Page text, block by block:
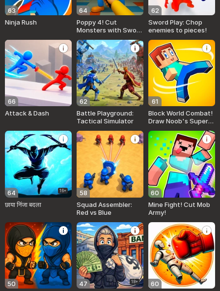
63
Ninja Rush
64
Poppy 4! Cut
Monsters with Sword
62
Sword Play: Chop
enemies to pieces!
66
Attack & Dash
62
Battle Playground:
Tactical Simulator
61
Block World Combat!
Draw Noob's Super
64 16+
छाया निंजा बदला
58
Squad Assembler:
Red vs Blue
60
Mine Fight! Cut Mob
Army!
50
47 18+
60